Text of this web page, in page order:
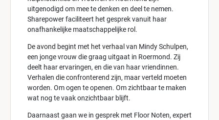
uitgenodigd om mee te denken en deel te nemen.
Sharepower faciliteert het gesprek vanuit haar
onafhankelijke maatschappelijke rol.
De avond begint met het verhaal van Mindy Schulpen,
een jonge vrouw die graag uitgaat in Roermond. Zij
deelt haar ervaringen, en die van haar vriendinnen.
Verhalen die confronterend zijn, maar verteld moeten
worden. Om ogen te openen. Om zichtbaar te maken
wat nog te vaak onzichtbaar blijft.
Daarnaast gaan we in gesprek met Floor Noten, expert